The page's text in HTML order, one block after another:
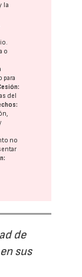
la
o
para
del
no
de
sus